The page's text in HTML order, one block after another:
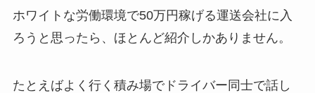
ホワイトな労働環境で50万円稼げる運送会社に入
ろうと思ったら、ほとんど紹介しかありません。
たとえばよく行く積み場でドライバー同士で話し